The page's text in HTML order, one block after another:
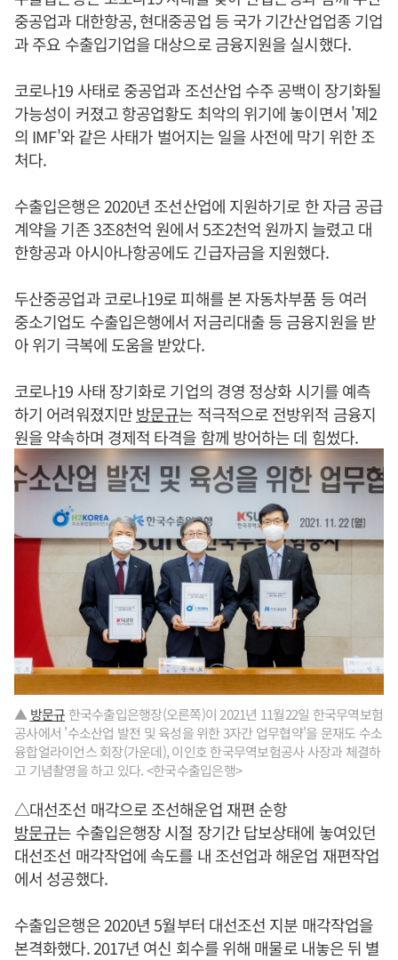
중공업과 대한항공, 현대중공업 등 국가 기간산업업종 기업
과 주요 수출입기업을 대상으로 금융지원을 실시했다.
코로나19 사태로 중공업과 조선산업 수주 공백이 장기화될
가능성이 커졌고 항공업황도 최악의 위기에 놓이면서 '제2
의 IMF'와 같은 사태가 벌어지는 일을 사전에 막기 위한 조
처다.
수출입은행은 2020년 조선산업에 지원하기로 한 자금 공급
계약을 기존 3조8천억 원에서 5조2천억 원까지 늘렸고 대
한항공과 아시아나항공에도 긴급자금을 지원했다.
두산중공업과 코로나19로 피해를 본 자동차부품 등 여러
중소기업도 수출입은행에서 저금리대출 등 금융지원을 받
아 위기 극복에 도움을 받았다.
코로나19 사태 장기화로 기업의 경영 정상화 시기를 예측
하기 어려워졌지만방문규는 적극적으로 전방위적 금융지
원을 약속하며 경제적 타격을 함께 방어하는 데 힘썼다.
▲ 방문규 한국수출입은행장(오른쪽)이 2021년 11월22일 한국무역보험
공사에서 '수소산업 발전 및 육성을 위한 3자간 업무협약'을 문재도 수소
융합얼라이언스 회장(가운데), 이인호 한국무역보험공사 사장과 체결하
고 기념촬영을 하고 있다. <한국수출입은행>
△대선조선 매각으로 조선해운업 재편 순항
방문규는 수출입은행장 시절 장기간 답보상태에 놓여있던
대선조선 매각작업에 속도를 내 조선업과 해운업 재편작업
에서 성공했다.
수출입은행은 2020년 5월부터 대선조선 지분 매각작업을
본격화했다. 2017년 여신 회수를 위해 매물로 내놓은 뒤 별